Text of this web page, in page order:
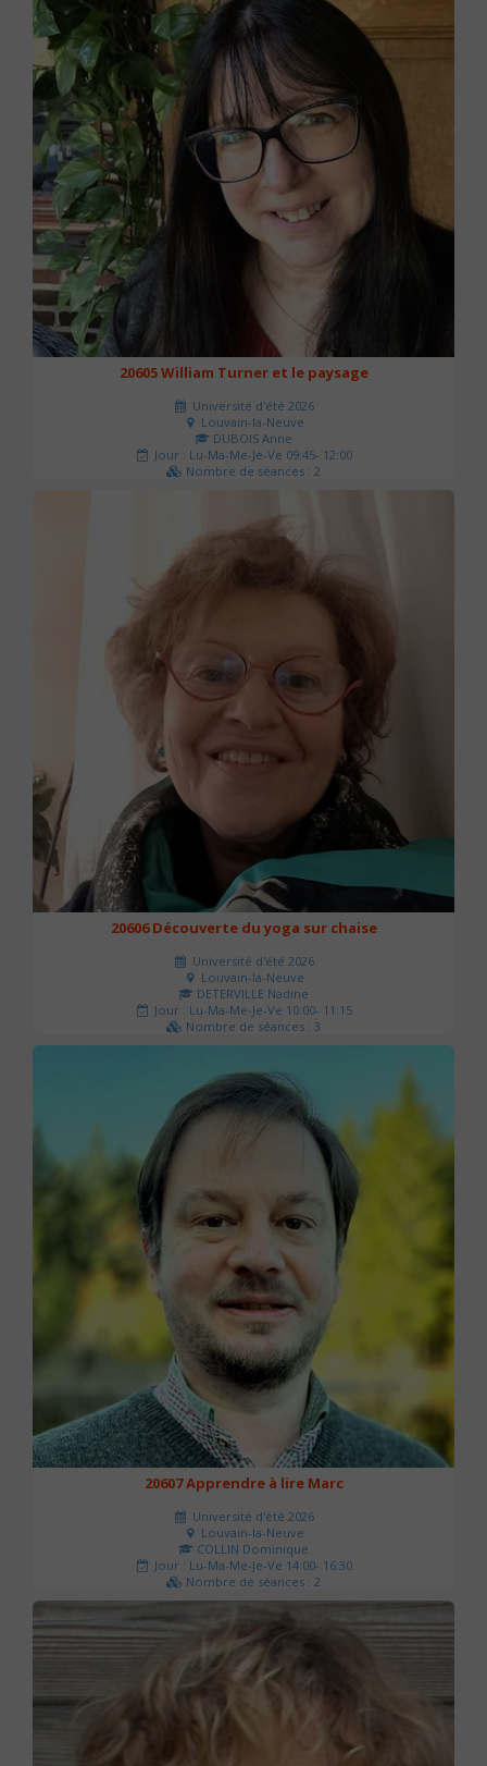
20605 William Turner et le paysage
Université d'été 2026
Louvain-la-Neuve
DUBOIS Anne
Jour : Lu-Ma-Me-Je-Ve 09:45- 12:00
Nombre de séances : 2
20606 Découverte du yoga sur chaise
Université d'été 2026
Louvain-la-Neuve
DETERVILLE Nadine
Jour : Lu-Ma-Me-Je-Ve 10:00- 11:15
Nombre de séances : 3
30 €
20607 Apprendre à lire Marc
Université d'été 2026
Louvain-la-Neuve
COLLIN Dominique
Jour : Lu-Ma-Me-Je-Ve 14:00- 16:30
Nombre de séances : 2
51 €